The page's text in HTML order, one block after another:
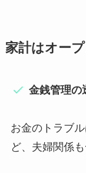
家計はオー
金銭管理の
お金のトラブ
ど、夫婦関係も